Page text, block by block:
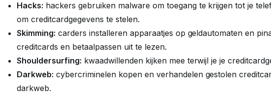
Hacks: hackers gebruiken malware om toegang te krijgen tot je
om creditcardgegevens te stelen.
Skimming: carders installeren apparaatjes op geldautomaten en
creditcards en betaalpassen uit te lezen.
Shouldersurfing: kwaadwillenden kijken mee terwijl je je
Darkweb: cybercriminelen kopen en verhandelen gestolen
darkweb.